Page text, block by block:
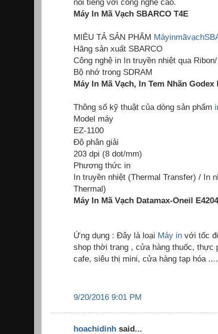
Máy In Mã Vạch SBARCO T4E
MIÊU TẢ SẢN PHẨM
Hãng sản xuất SBARCO
Công nghệ in In truyền nhiệt qua
Bộ nhớ trong SDRAM
Máy In Mã Vạch, In Tem Nhãn Godex
Thông số kỹ thuật của dòng sản phẩm
Model máy
EZ-1100
Độ phân giải
203 dpi (8 dot/mm)
Phương thức in
In truyền nhiệt (Thermal Transfer) / In
Thermal)
Máy In Mã Vạch Datamax-Oneil
Ứng dụng : Đây là loại Máy in với tốc
shop thời trang , cửa hàng thuốc, thực
cafe, siêu thị mini, cửa hàng tạp hóa ....
9/20/2016 9:01 PM
hoachidinh said...